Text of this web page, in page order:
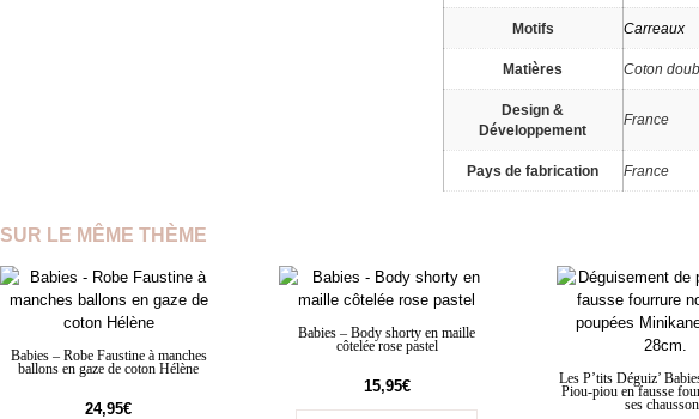
Motifs Carreaux
Matières Coton
Design &
Développement
France
Pays de fabrication France
SUR LE MÊME THÈME
Babies – Robe Faustine à manches
ballons en gaze de coton Hélène
24,95€
Babies – Body shorty en maille
côtelée rose pastel
15,95€
Les P’tits Déguiz’
Piou-piou en fausse
ses